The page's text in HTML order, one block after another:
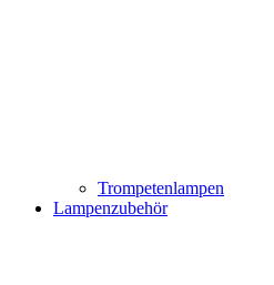
Trompetenlampen
Lampenzubehör